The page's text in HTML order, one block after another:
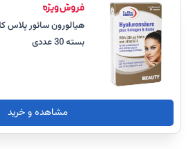
هیالورون سائور پلاس
بسته 30 عددی
مشاهده و خرید